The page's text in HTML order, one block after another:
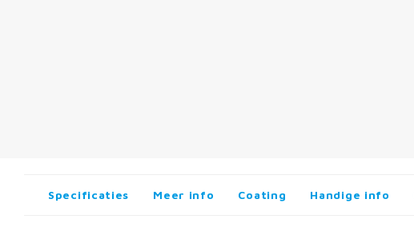
Specificaties Meer info Coating Handige info